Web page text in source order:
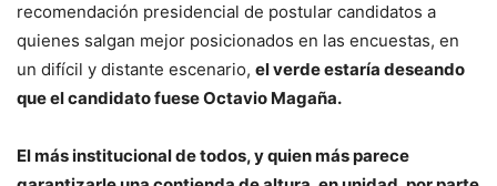
recomendación presidencial de postular candidatos a
quienes salgan mejor posicionados en las encuestas, en
un difícil y distante escenario, el verde estaría deseando
que el candidato fuese Octavio Magaña.
El más institucional de todos, y quien más parece